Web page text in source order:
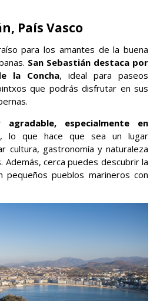
País Vasco
para los amantes de la buena
San Sebastián destaca por
la Concha, ideal para paseos
que podrás disfrutar en sus
especialmente en
, lo que hace que sea un lugar
cultura, gastronomía y naturaleza
Además, cerca puedes descubrir la
pequeños pueblos marineros con